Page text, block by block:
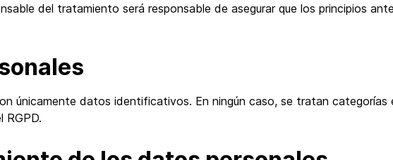
del tratamiento será responsable de asegurar que los principios
únicamente datos identificativos. En ningún caso, se tratan categorías
RGPD.